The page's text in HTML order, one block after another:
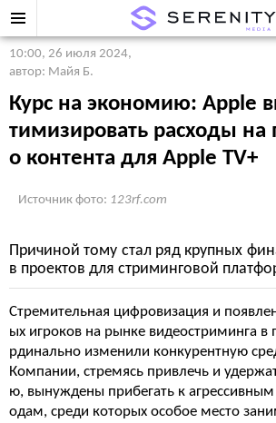
10:00, 26 июля 2024,
автор: Майя Б.
Курс на экономию: Apple
тимизировать расходы на
о контента для Apple TV+
Источник фото: 123rf.com
Причиной тому стал ряд крупных
в проектов для стриминговой
Стремительная цифровизация и
ых игроков на рынке видеостриминга в
рдинально изменили конкурентную
Компании, стремясь привлечь и
ю, вынуждены прибегать к
одам, среди которых особое место